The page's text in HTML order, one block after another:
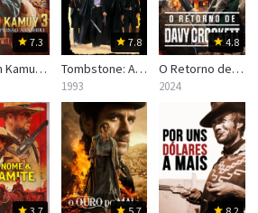
7.3
Golden Kamuy 3 – Invasão a Prisão Abashiri
7.8
Tombstone: A Justiça Está Chegando
1993
4.8
O Retorno de Davy Crockett
2024